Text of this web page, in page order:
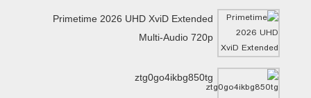
Primetime 2026 UHD XviD Extended
Multi-Audio 720p
ztg0go4ikbg850tg